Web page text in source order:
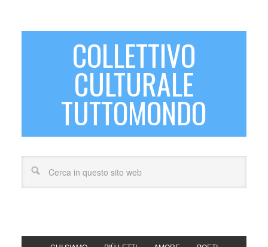
COLLETTIVO
CULTURALE
TUTTOMONDO